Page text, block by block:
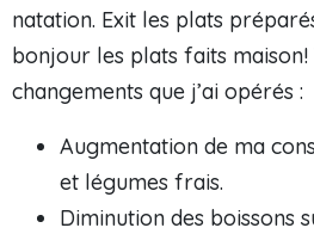
natation. Exit les plats
bonjour les plats faits maison!
changements que j’ai opérés :
Augmentation de ma
et légumes frais.
Diminution des boissons